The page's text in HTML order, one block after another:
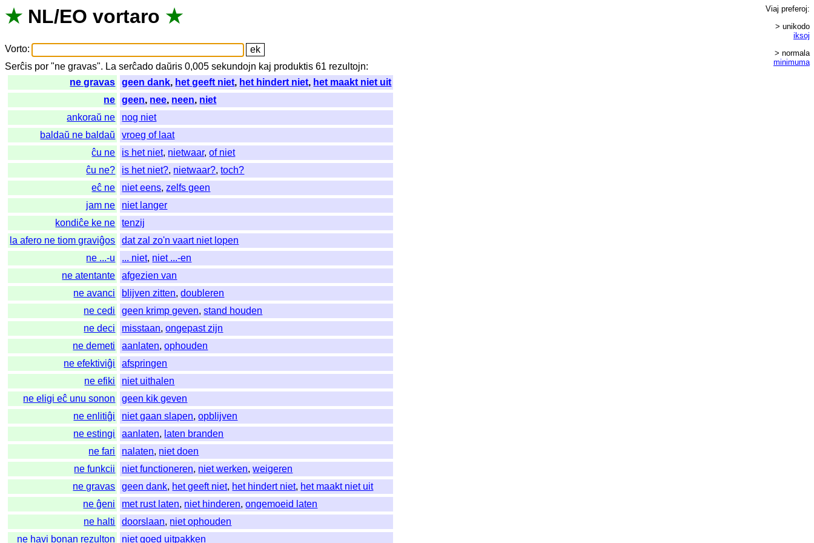
★ NL/EO vortaro ★
Vorto:
Serĉis por "ne gravas". La serĉado daŭris 0,005sekundojn kaj produktis 61 rezultojn:
ne gravas
geen dank, het geeft niet, het hindert niet, het maakt niet uit
ne
geen, nee, neen, niet
ankoraŭ ne
nog niet
baldaŭ ne baldaŭ
vroeg of laat
ĉu ne
is het niet, nietwaar,of niet
ĉu ne?
is het niet?, nietwaar?,toch?
eĉ ne
niet eens,zelfs geen
jam ne
niet langer
kondiĉe ke ne
tenzij
la afero ne tiom graviĝos
dat zal zo'n vaart niet lopen
ne ...-u
... niet, niet ...-en
ne atentante
afgezien van
ne avanci
blijven zitten,doubleren
ne cedi
geen krimp geven,stand houden
ne deci
misstaan,ongepast zijn
ne demeti
aanlaten,ophouden
ne efektiviĝi
afspringen
ne efiki
niet uithalen
ne eligi eĉ unu sonon
geen kik geven
ne enlitiĝi
niet gaan slapen,opblijven
ne estingi
aanlaten, laten branden
ne fari
nalaten, niet doen
ne funkcii
niet functioneren, niet werken,weigeren
ne gravas
geen dank, het geeft niet, het hindert niet, het maakt niet uit
ne ĝeni
met rust laten, niet hinderen,ongemoeid laten
ne halti
doorslaan, niet ophouden
ne havi bonan rezulton
niet goed uitpakken
Viaj preferoj:
> unikodo
iksoj
> normala
minimuma